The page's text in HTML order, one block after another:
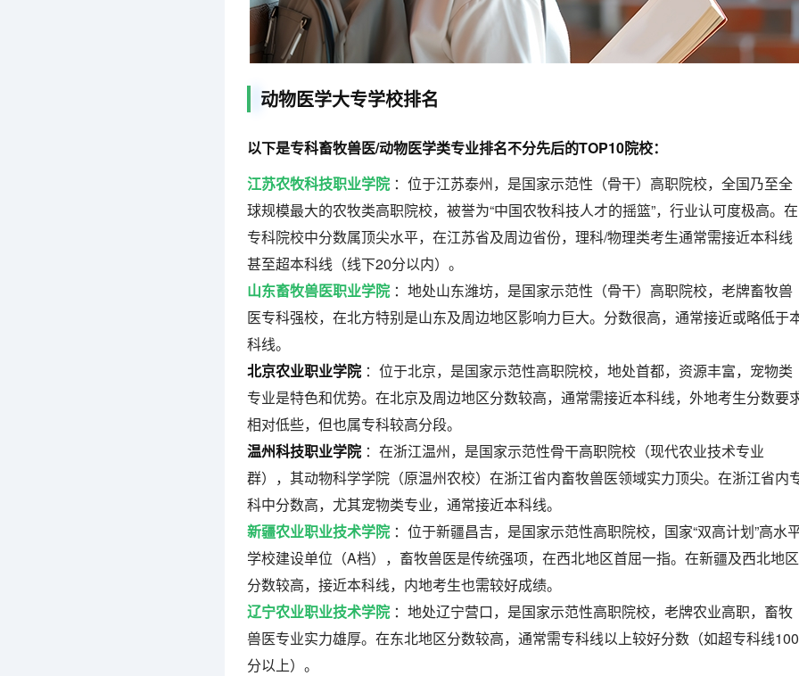
动物医学大专学校排名
以下是专科畜牧兽医/动物医学类专业排名不分先后的TOP10院校：
江苏农牧科技职业学院 ：位于江苏泰州，是国家示范性（骨干）高职院校，全国乃至全
球规模最大的农牧类高职院校，被誉为“中国农牧科技人才的摇篮”，行业认可度极高。在
专科院校中分数属顶尖水平，在江苏省及周边省份，理科/物理类考生通常需接近本科线
甚至超本科线（线下20分以内）。
山东畜牧兽医职业学院 ：地处山东潍坊，是国家示范性（骨干）高职院校，老牌畜牧兽
医专科强校，在北方特别是山东及周边地区影响力巨大。分数很高，通常接近或略低于
科线。
北京农业职业学院 ：位于北京，是国家示范性高职院校，地处首都，资源丰富，宠物类
专业是特色和优势。在北京及周边地区分数较高，通常需接近本科线，外地考生分数要
相对低些，但也属专科较高分段。
温州科技职业学院 ：在浙江温州，是国家示范性骨干高职院校（现代农业技术专业
群），其动物科学学院（原温州农校）在浙江省内畜牧兽医领域实力顶尖。在浙江省内
科中分数高，尤其宠物类专业，通常接近本科线。
新疆农业职业技术学院 ：位于新疆昌吉，是国家示范性高职院校，国家“双高计划”高水
学校建设单位（A档），畜牧兽医是传统强项，在西北地区首屈一指。在新疆及西北地区
分数较高，接近本科线，内地考生也需较好成绩。
辽宁农业职业技术学院 ：地处辽宁营口，是国家示范性高职院校，老牌农业高职，畜牧
兽医专业实力雄厚。在东北地区分数较高，通常需专科线以上较好分数（如超专科线100
分以上）。